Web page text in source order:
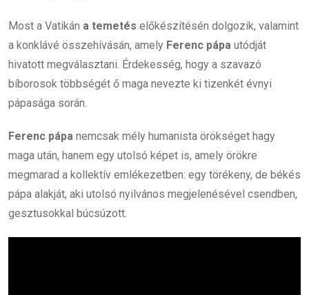
Most a Vatikán a temetés előkészítésén dolgozik, valamint
a konklávé összehívásán, amely Ferenc pápa utódját
hivatott megválasztani. Érdekesség, hogy a szavazó
bíborosok többségét ő maga nevezte ki tizenkét évnyi
pápasága során.
Ferenc pápa nemcsak mély humanista örökséget hagy
maga után, hanem egy utolsó képet is, amely örökre
megmarad a kollektív emlékezetben: egy törékeny, de békés
pápa alakját, aki utolsó nyilvános megjelenésével csendben,
gesztusokkal búcsúzott.